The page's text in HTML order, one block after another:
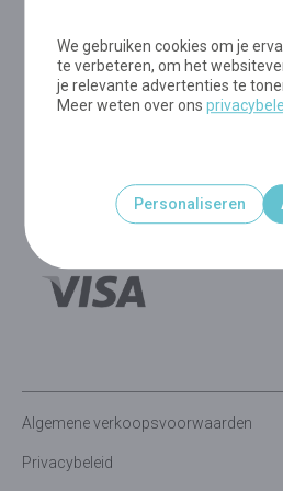
Algemene verkoopsvoorwaarden
Privacybeleid
We gebruiken cookies om je
te verbeteren, om het
je relevante advertenties te
Meer weten over ons
Personaliseren